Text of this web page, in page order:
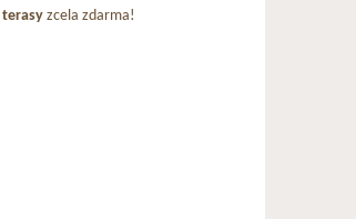
terasy zcela zdarma!